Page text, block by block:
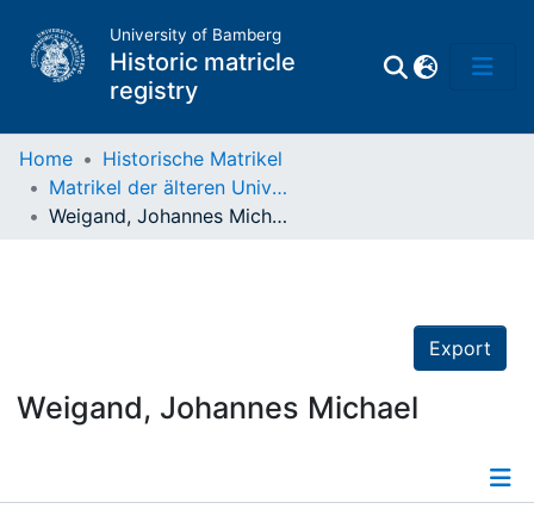
University of Bamberg
Historic matricle
registry
Matrikel
Home
Historische Matrikel
Matrikel der älteren Universität
Weigand, Johannes Michael
Export
Weigand, Johannes Michael